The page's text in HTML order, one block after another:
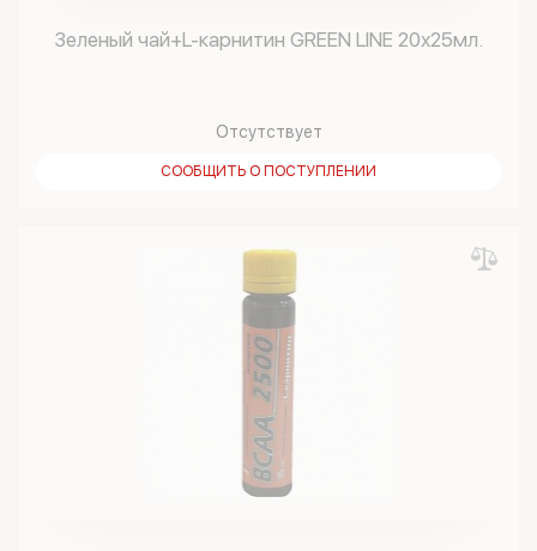
Зеленый чай+L-карнитин GREEN LINE 20х25мл.
Отсутствует
СООБЩИТЬ О ПОСТУПЛЕНИИ